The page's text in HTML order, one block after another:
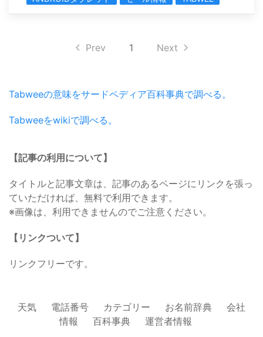
Prev 1 Next
Tabweeの意味をサードペディア百科事典で調べる。
Tabweeをwikiで調べる。
【記事の利用について】
タイトルと記事文章は、記事のあるページにリンクを張っ
ていただければ、無料で利用できます。
※画像は、利用できませんのでご注意ください。
【リンクついて】
リンクフリーです。
天気 電話番号 カテゴリー お名前辞典
会社
情報
百科事典 運営者情報